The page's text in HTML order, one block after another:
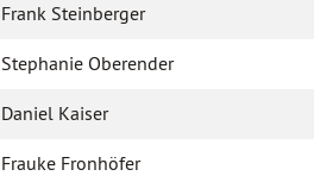
Frank Steinberger
Stephanie Oberender
Daniel Kaiser
Frauke Fronhöfer